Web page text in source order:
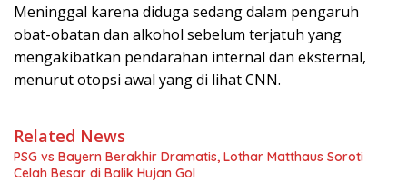
Meninggal karena diduga sedang dalam pengaruh
obat-obatan dan alkohol sebelum terjatuh yang
mengakibatkan pendarahan internal dan eksternal,
menurut otopsi awal yang di lihat CNN.
Related News
PSG vs Bayern Berakhir Dramatis, Lothar Matthaus Soroti
Celah Besar di Balik Hujan Gol